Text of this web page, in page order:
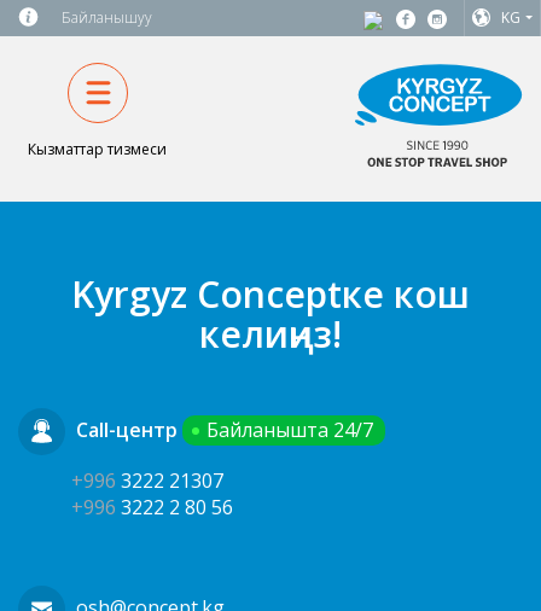
Байланышуу KG
Кызматтар тизмеси
Kyrgyz Conceptке кош
келиңиз!
Call-центр
Байланышта 24/7
+996 3222 21307
+996 3222 2 80 56